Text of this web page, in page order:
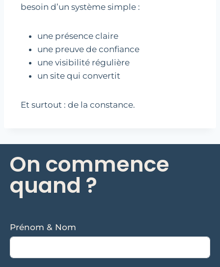
besoin d’un système simple :
une présence claire
une preuve de confiance
une visibilité régulière
un site qui convertit
Et surtout : de la constance.
On commence
quand ?
Prénom & Nom